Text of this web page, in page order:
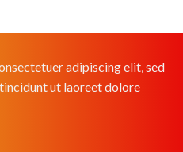
adipiscing elit, sed
ut laoreet dolore